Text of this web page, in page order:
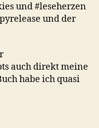
und #leseherzen
und der
auch direkt meine
habe ich quasi